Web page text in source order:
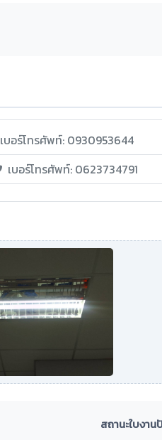
เบอร์โทรศัพท์: 0930953644
เบอร์โทรศัพท์: 0623734791
สถานะใบงาน